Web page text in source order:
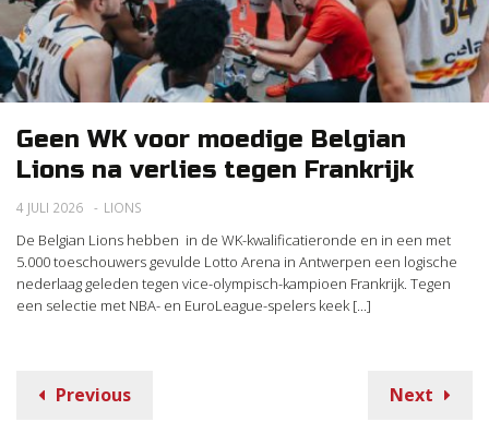
4 JULI 2026 LIONS
Geen WK voor moedige Belgian
Lions na verlies tegen Frankrijk
De Belgian Lions hebben in de WK-kwalificatieronde en in een met
5.000 toeschouwers gevulde Lotto Arena in Antwerpen een logische
nederlaag geleden tegen vice-olympisch-kampioen Frankrijk. Tegen
een selectie met NBA- en EuroLeague-spelers keek [...]
Previous Next